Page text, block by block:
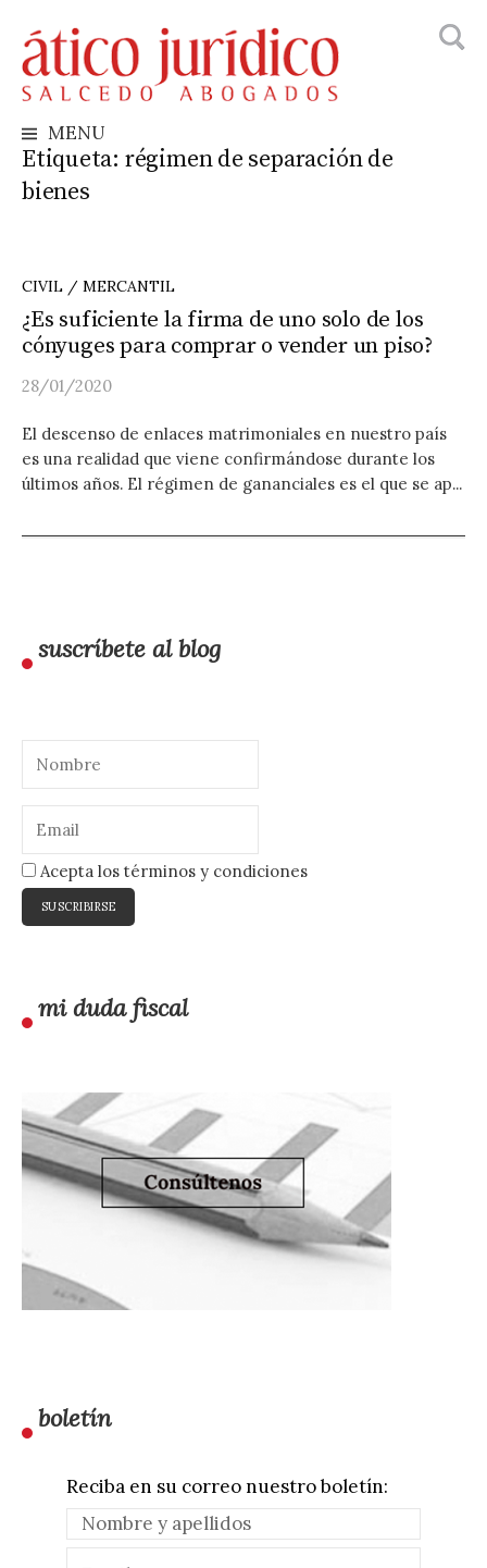
to
content
MENU
Etiqueta: régimen de separación de
bienes
CIVIL / MERCANTIL
¿Es suficiente la firma de uno solo de los
cónyuges para comprar o vender un piso?
28/01/2020
El descenso de enlaces matrimoniales en nuestro país
es una realidad que viene confirmándose durante los
últimos años. El régimen de gananciales es el que se ap...
suscríbete al blog
Acepta los términos y condiciones
mi duda fiscal
boletín
Reciba en su correo nuestro boletín: